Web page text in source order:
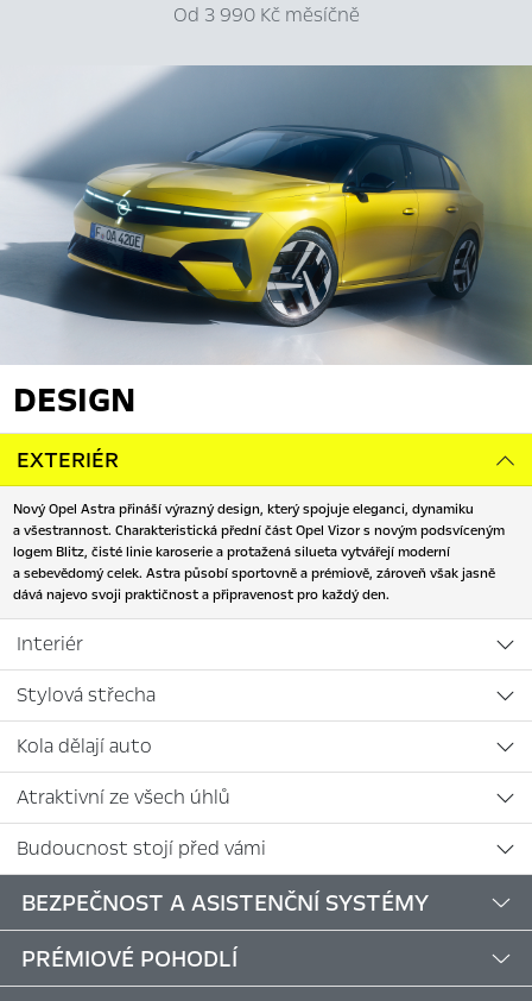
Od 3 990 Kč měsíčně
DESIGN
EXTERIÉR
Nový Opel Astra přináší výrazný design, který spojuje eleganci, dynamiku
a všestrannost. Charakteristická přední část Opel Vizor s novým podsvíceným
logem Blitz, čisté linie karoserie a protažená silueta vytvářejí moderní
a sebevědomý celek. Astra působí sportovně a prémiově, zároveň však jasně
dává najevo svoji praktičnost a připravenost pro každý den.
Interiér
Stylová střecha
Kola dělají auto
Atraktivní ze všech úhlů
Budoucnost stojí před vámi
BEZPEČNOST A ASISTENČNÍ SYSTÉMY
PRÉMIOVÉ POHODLÍ